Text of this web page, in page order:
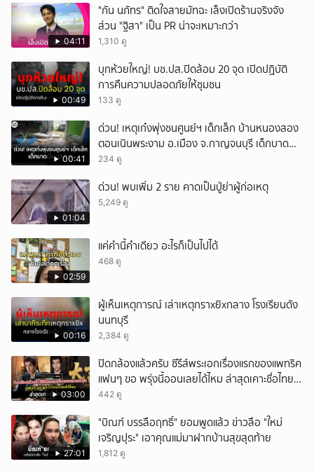
04:11
"กัน นภัทร" ติดใจสายมัทฉะ เล็งเปิดร้านจริงจัง
ส่วน "ฐิสา" เป็น PR น่าจะเหมาะกว่า
1,310 ดู
00:49
บุกห้วยใหญ่! บช.ปส.ปิดล้อม 20 จุด เปิดปฏิบัติ
การคืนความปลอดภัยให้ชุมชน
133 ดู
00:41
ด่วน! เหตุเก๋งพุ่งชนศูนย์ฯ เด็กเล็ก บ้านหนองสอง
ตอนเนินพระงาม อ.เมือง จ.กาญจนบุรี เด็กบาด
เจ็บ 13 ราย
234 ดู
01:04
ด่วน! พบเพิ่ม 2 ราย คาดเป็นปู่ย่าผู้ก่อเหตุ
5,249 ดู
02:59
แค่คำนี้คำเดียว อะไรก็เป็นไปได้
468 ดู
00:16
ผู้เห็นเหตุการณ์ เล่าเหตุกราxยิxกลาง โรงเรียนดัง
นนทบุรี
2,384 ดู
03:00
ปิดกล้องแล้วครับ ซีรีส์พระเอกเรื่องแรกของแพทริค
แฟนๆ ขอ พรุ่งนี้ออนเลยได้ไหม ล่าสุดเคาะชื่อไทย
แล้ว
442 ดู
27:01
"บิณฑ์ บรรลือฤทธิ์" ยอมพูดแล้ว ข่าวลือ "ใหม่
เจริญปุระ" เอาคุณแม่มาฝากบ้านสุขสุดท้าย
1,812 ดู